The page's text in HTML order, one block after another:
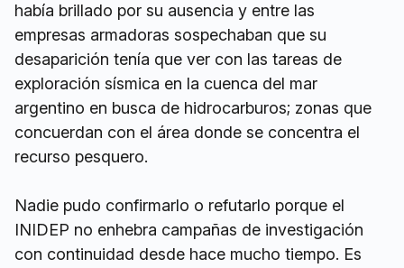
había brillado por su ausencia y entre las
empresas armadoras sospechaban que su
desaparición tenía que ver con las tareas de
exploración sísmica en la cuenca del mar
argentino en busca de hidrocarburos; zonas que
concuerdan con el área donde se concentra el
recurso pesquero.
Nadie pudo confirmarlo o refutarlo porque el
INIDEP no enhebra campañas de investigación
con continuidad desde hace mucho tiempo. Es